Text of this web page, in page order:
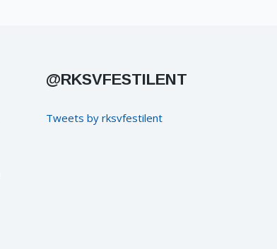
@RKSVFESTILENT
Tweets by rksvfestilent